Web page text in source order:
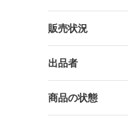
販売状況
出品者
商品の状態